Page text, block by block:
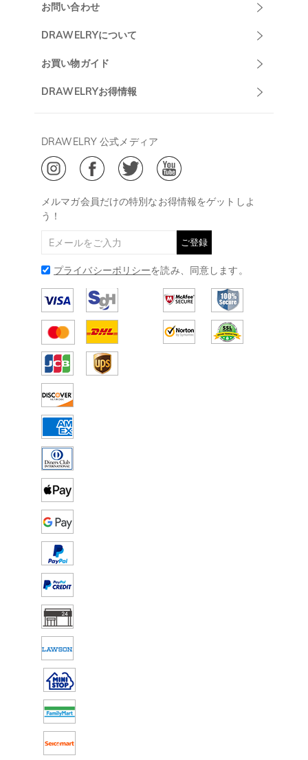
お問い合わせ
DRAWELRYについて
DRAWELRYについて
ご利用規約
ご特定商取引法に基づく表示
お買い物ガイド
発送について
ジュエリーお手入れ
Drawelry Blog
DRAWELRYお得情報
会員・ポイントについて
メルマガ会員だけの特別なお得情報をゲットしよ
う！
ご登録
プライバシーポリシーを読み、同意します。
DRAWELRY 公式メディア